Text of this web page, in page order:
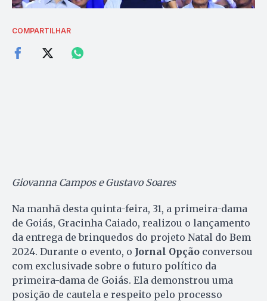
COMPARTILHAR
Giovanna Campos e Gustavo Soares
Na manhã desta quinta-feira, 31, a primeira-dama
de Goiás, Gracinha Caiado, realizou o lançamento
da entrega de brinquedos do projeto Natal do Bem
2024. Durante o evento, o Jornal Opção conversou
com exclusivade sobre o futuro político da
primeira-dama de Goiás. Ela demonstrou uma
posição de cautela e respeito pelo processo